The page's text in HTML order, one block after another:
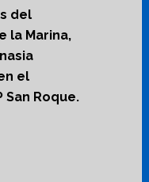
del
la Marina,
el
San Roque.